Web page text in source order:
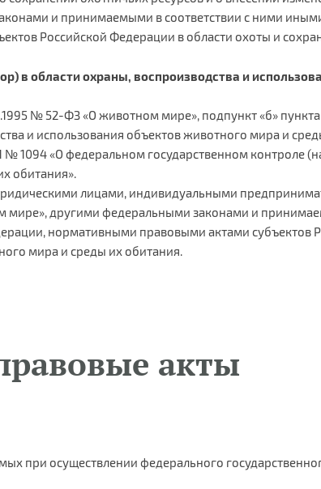
и принимаемыми в соответствии с ними
Российской Федерации в области охоты и
в области охраны, воспроизводства и
№ 52-ФЗ «О животном мире», подпункт «б»
и использования объектов животного мира и
1094 «О федеральном государственном контроле
обитания».
лицами, индивидуальными
другими федеральными законами и
нормативными правовыми актами субъектов
мира и среды их обитания.
акты
при осуществлении федерального